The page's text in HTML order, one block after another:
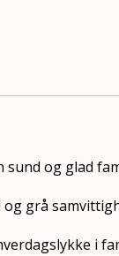
og glad
grå
i